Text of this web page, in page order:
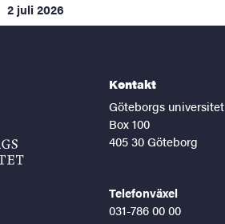
2 juli 2026
Kontakt
Göteborgs universitet
Box 100
405 30 Göteborg
Telefonväxel
031-786 00 00